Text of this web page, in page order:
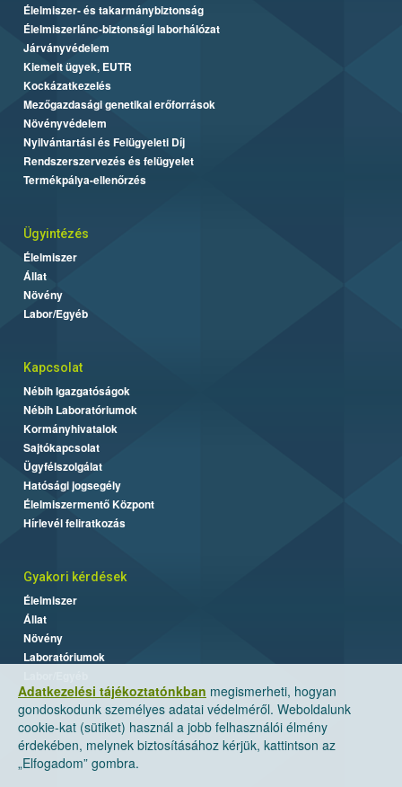
Adatkezelési tájékoztatónkban megismerheti, hogyan
gondoskodunk személyes adatai védelméről. Weboldalunk
cookie-kat (sütiket) használ a jobb felhasználói élmény
érdekében, melynek biztosításához kérjük, kattintson az
„Elfogadom” gombra.
Élelmiszer- és takarmánybiztonság
Élelmiszerlánc-biztonsági laborhálózat
Járványvédelem
Kiemelt ügyek, EUTR
Kockázatkezelés
Mezőgazdasági genetikai erőforrások
Növényvédelem
Nyilvántartási és Felügyeleti Díj
Rendszerszervezés és felügyelet
Termékpálya-ellenőrzés
Ügyintézés
Élelmiszer
Állat
Növény
Labor/Egyéb
Kapcsolat
Nébih Igazgatóságok
Nébih Laboratóriumok
Kormányhivatalok
Sajtókapcsolat
Ügyfélszolgálat
Hatósági jogsegély
Élelmiszermentő Központ
Hírlevél feliratkozás
Gyakori kérdések
Élelmiszer
Állat
Növény
Laboratóriumok